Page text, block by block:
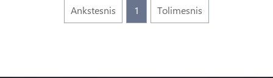
Ankstesnis 1 Tolimesnis